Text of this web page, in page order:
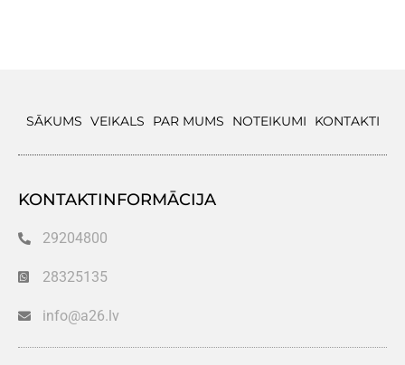
SĀKUMS VEIKALS PAR MUMS NOTEIKUMI KONTAKTI
KONTAKTINFORMĀCIJA
29204800
28325135
info@a26.lv